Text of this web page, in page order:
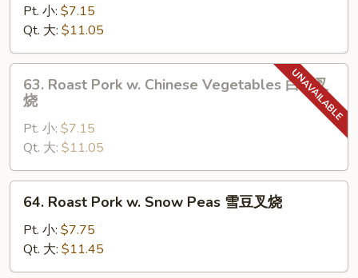
Pork
Broccoli
芥
Pt. 小: $7.15
Qt. 大: $11.05
Roast
Pork
Chinese
Vegetables
白
63. Roast Pork w. Chinese Vegetables 白菜叉
烧
Pt. 小: $7.15
Qt. 大: $11.05
Roast
Pork
Snow
64. Roast Pork w. Snow Peas 雪豆叉烧
Pt. 小: $7.75
Qt. 大: $11.45